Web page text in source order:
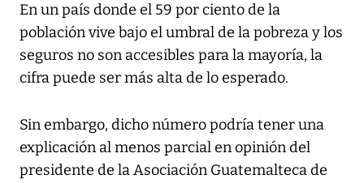
En un país donde el 59 por ciento de la
población vive bajo el umbral de la pobreza y los
seguros no son accesibles para la mayoría, la
cifra puede ser más alta de lo esperado.
Sin embargo, dicho número podría tener una
explicación al menos parcial en opinión del
presidente de la Asociación Guatemalteca de